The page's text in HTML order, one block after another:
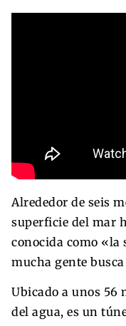
Alrededor de seis
superficie del mar
conocida como «la
mucha gente
Ubicado a unos 56
del agua, es un